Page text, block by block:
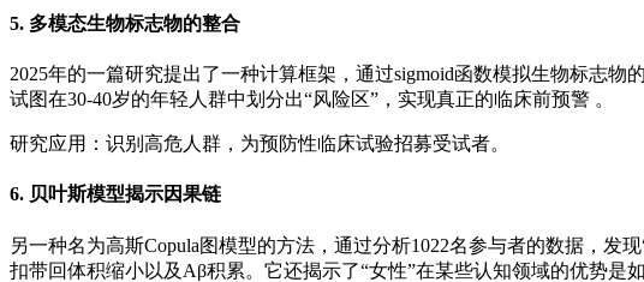
5. 多模态生物标志物的整合
2025年的一篇研究提出了一种计算框架，通过sigmoid函数模拟生物标志物
试图在30-40岁的年轻人群中划分出“风险区”，实现真正的临床前预警 。
研究应用：识别高危人群，为预防性临床试验招募受试者。
6. 贝叶斯模型揭示因果链
另一种名为高斯Copula图模型的方法，通过分析1022名参与者的数据，发
扣带回体积缩小以及Aβ积累。它还揭示了“女性”在某些认知领域的优势是